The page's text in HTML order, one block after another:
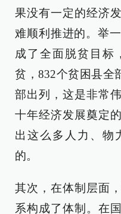
果没有一定的经济
难顺利推进的。举
成了全面脱贫目标
贫，832个贫困县全
部出列，这是非常
十年经济发展奠定
出这么多人力、物
的。
其次，在体制层面
系构成了体制。在